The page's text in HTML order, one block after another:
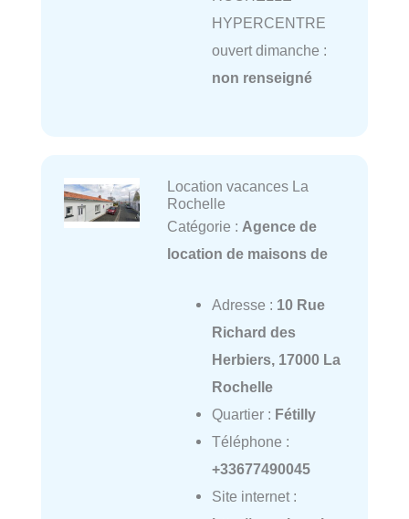
HYPERCENTRE
ouvert dimanche :
non renseigné
Location vacances La
Rochelle
Catégorie : Agence de
location de maisons de
Adresse : 10 Rue
Richard des
Herbiers, 17000 La
Rochelle
Quartier : Fétilly
Téléphone :
+33677490045
Site internet :